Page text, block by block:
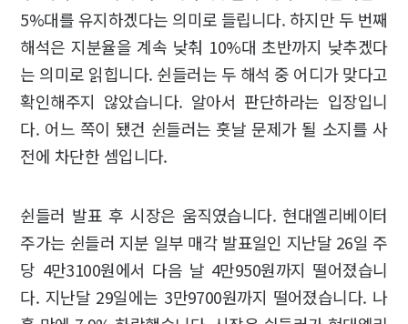
5%대를 유지하겠다는 의미로 들립니다. 하지만 두 번째
해석은 지분율을 계속 낮춰 10%대 초반까지 낮추겠다
는 의미로 읽힙니다. 쉰들러는 두 해석 중 어디가 맞다고
확인해주지 않았습니다. 알아서 판단하라는 입장입니
다. 어느 쪽이 됐건 쉰들러는 훗날 문제가 될 소지를 사
전에 차단한 셈입니다.
쉰들러 발표 후 시장은 움직였습니다. 현대엘리베이터
주가는 쉰들러 지분 일부 매각 발표일인 지난달 26일 주
당 4만3100원에서 다음 날 4만950원까지 떨어졌습니
다. 지난달 29일에는 3만9700원까지 떨어졌습니다. 나